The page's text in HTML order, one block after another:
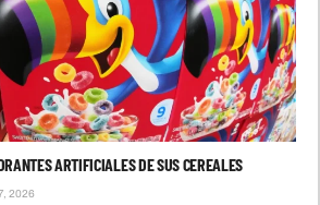
ARTIFICIALES DE SUS CEREALES
2026